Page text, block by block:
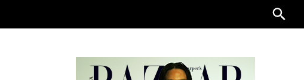
for: